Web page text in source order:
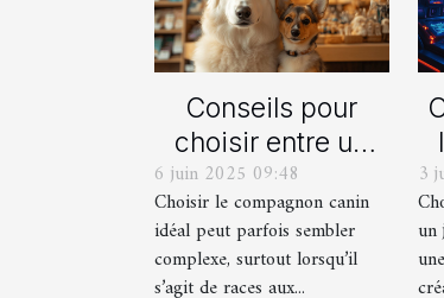
Conseils pour
choisir entre un
berger blanc
suisse et un
berger américain
miniature
6 juin 2025 09:48
Choisir le compagnon canin
idéal peut parfois sembler
complexe, surtout lorsqu’il
s’agit de races aux...
3
un